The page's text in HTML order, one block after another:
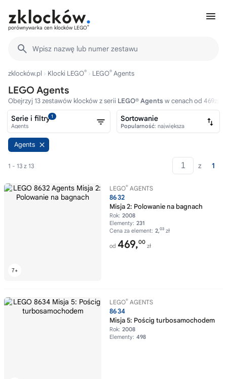
porównywarka cen klocków LEGO®
Wpisz nazwę lub numer zestawu
zklocków.pl Klocki LEGO® LEGO® Agents
LEGO Agents
Obejrzyj 13 zestawów klocków z serii LEGO® Agentsw cenach od 469zł.
Agents
1 - 13 z 13 z 1
LEGO® AGENTS
8632
Misja 2: Polowanie na bagnach
Rok: 2008
Elementy: 231
Cena za element: 2,03 zł
od 469,00
zł
LEGO® AGENTS
8634
Misja 5: Pościg turbosamochodem
Rok: 2008
Elementy: 498
Serie i filtry1
Agents
Sortowanie
Popularność: największa